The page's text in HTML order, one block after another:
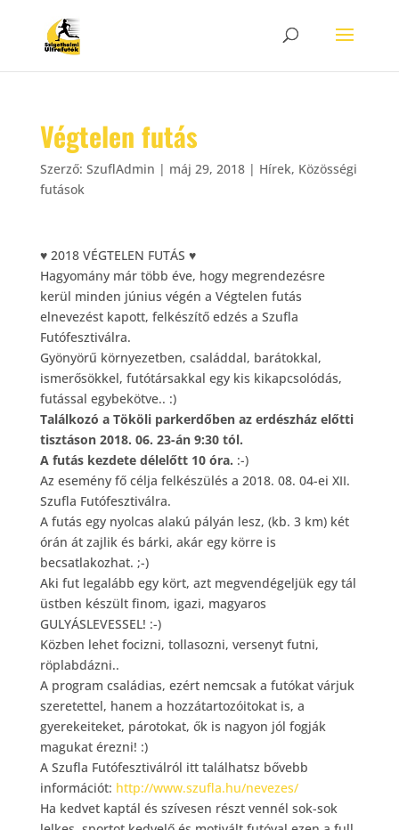
Végtelen futás
Szerző: SzuflAdmin | máj 29, 2018| Hírek, Közösségi
futások
♥2018 VÉGTELEN FUTÁS ♥
Hagyomány már több éve, hogy megrendezésre
kerül minden június végén a Végtelen futás
elnevezést kapott, felkészítő edzés a Szufla
Futófesztiválra.
Gyönyörű környezetben, családdal, barátokkal,
ismerősökkel, futótársakkal egy kis kikapcsolódás,
futással egybekötve.. :)
Találkozó a Tököli parkerdőben az erdészház előtti
tisztáson 2018. 06. 23-án 9:30 tól.
A futás kezdete délelőtt 10 óra. :-)
Az esemény fő célja felkészülés a 2018. 08. 04-ei XII.
Szufla Futófesztiválra.
A futás egy nyolcas alakú pályán lesz, (kb. 3 km) két
órán át zajlik és bárki, akár egy körre is
becsatlakozhat. ;-)
Aki fut legalább egy kört, azt megvendégeljük egy tál
üstben készült finom, igazi, magyaros
GULYÁSLEVESSEL! :-)
Közben lehet focizni, tollasozni, versenyt futni,
röplabdázni..
A program családias, ezért nemcsak a futókat várjuk
szeretettel, hanem a hozzátartozóitokat is, a
gyerekeiteket, párotokat, ők is nagyon jól fogják
magukat érezni! :)
A Szufla Futófesztiválról itt találhatsz bővebb
információt: http://www.szufla.hu/nevezes/
Ha kedvet kaptál és szívesen részt vennél sok-sok